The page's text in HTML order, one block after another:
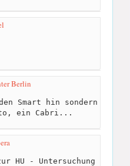
Berlin
Smart hin sondern
ein Cabri...
HU - Untersuchung